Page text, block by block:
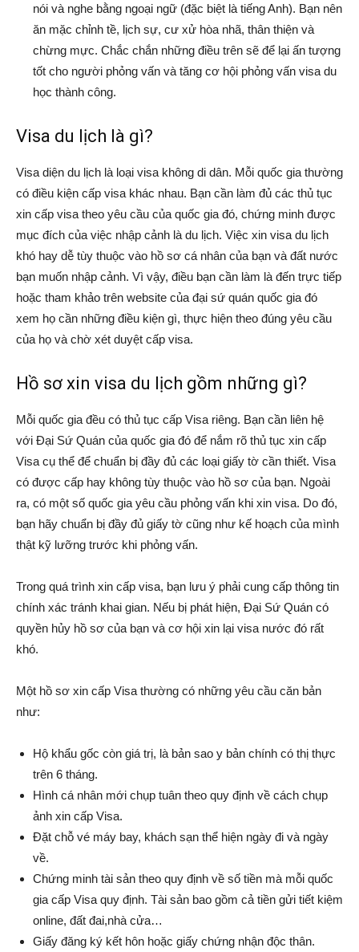
nói và nghe bằng ngoại ngữ (đặc biệt là tiếng Anh). Bạn nên
ăn mặc chỉnh tề, lịch sự, cư xử hòa nhã, thân thiện và
chừng mực. Chắc chắn những điều trên sẽ để lại ấn tượng
tốt cho người phỏng vấn và tăng cơ hội phỏng vấn visa du
học thành công.
Visa du lịch là gì?
Visa diện du lịch là loại visa không di dân. Mỗi quốc gia thường
có điều kiện cấp visa khác nhau. Bạn cần làm đủ các thủ tục
xin cấp visa theo yêu cầu của quốc gia đó, chứng minh được
mục đích của việc nhập cảnh là du lịch. Việc xin visa du lịch
khó hay dễ tùy thuộc vào hồ sơ cá nhân của bạn và đất nước
bạn muốn nhập cảnh. Vì vậy, điều bạn cần làm là đến trực tiếp
hoặc tham khảo trên website của đại sứ quán quốc gia đó
xem họ cần những điều kiện gì, thực hiện theo đúng yêu cầu
của họ và chờ xét duyệt cấp visa.
Hồ sơ xin visa du lịch gồm những gì?
Mỗi quốc gia đều có thủ tục cấp Visa riêng. Bạn cần liên hệ
với Đại Sứ Quán của quốc gia đó để nắm rõ thủ tục xin cấp
Visa cụ thể để chuẩn bị đầy đủ các loại giấy tờ cần thiết. Visa
có được cấp hay không tùy thuộc vào hồ sơ của bạn. Ngoài
ra, có một số quốc gia yêu cầu phỏng vấn khi xin visa. Do đó,
bạn hãy chuẩn bị đầy đủ giấy tờ cũng như kế hoạch của mình
thật kỹ lưỡng trước khi phỏng vấn.
Trong quá trình xin cấp visa, bạn lưu ý phải cung cấp thông tin
chính xác tránh khai gian. Nếu bị phát hiện, Đại Sứ Quán có
quyền hủy hồ sơ của bạn và cơ hội xin lại visa nước đó rất
khó.
Một hồ sơ xin cấp Visa thường có những yêu cầu căn bản
như:
Hộ khẩu gốc còn giá trị, là bản sao y bản chính có thị thực
trên 6 tháng.
Hình cá nhân mới chụp tuân theo quy định về cách chụp
ảnh xin cấp Visa.
Đặt chỗ vé máy bay, khách sạn thể hiện ngày đi và ngày
về.
Chứng minh tài sản theo quy định về số tiền mà mỗi quốc
gia cấp Visa quy định. Tài sản bao gồm cả tiền gửi tiết kiệm
online, đất đai,nhà cửa…
Giấy đăng ký kết hôn hoặc giấy chứng nhận độc thân.